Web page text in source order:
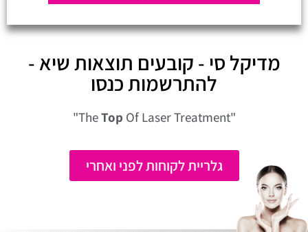
מדיקל סי - קובעים תוצאות שיא -
להתרשמות כנסו
"The
TopOf Laser Treatment"
גלריית לקוחות לפני ואחרי